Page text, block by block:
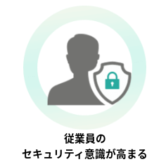
従業員の
セキュリティ意識が⾼まる